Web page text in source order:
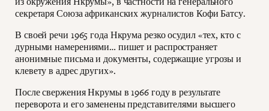
секретаря Союза африканских журналистов Кофи Батсу.
В своей речи 1965 года Нкрума резко осудил «тех, кто с
дурными намерениями… пишет и распространяет
анонимные письма и документы, содержащие угрозы и
клевету в адрес других».
После свержения Нкрумы в 1966 году в результате
переворота и его заменены представителями высшего